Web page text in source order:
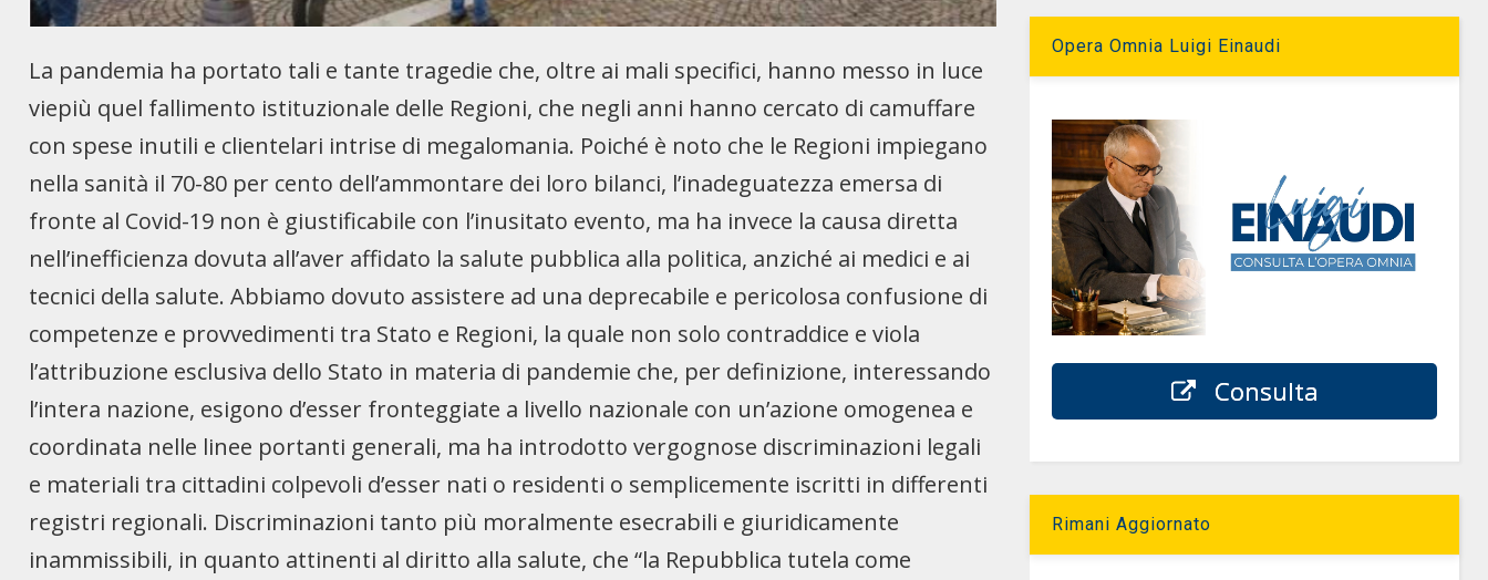
La pandemia ha portato tali e tante tragedie che, oltre ai mali specifici, hanno messo in luce
viepiù quel fallimento istituzionale delle Regioni, che negli anni hanno cercato di camuffare
con spese inutili e clientelari intrise di megalomania. Poiché è noto che le Regioni impiegano
nella sanità il 70-80 per cento dell’ammontare dei loro bilanci, l’inadeguatezza emersa di
fronte al Covid-19 non è giustificabile con l’inusitato evento, ma ha invece la causa diretta
nell’inefficienza dovuta all’aver affidato la salute pubblica alla politica, anziché ai medici e ai
tecnici della salute. Abbiamo dovuto assistere ad una deprecabile e pericolosa confusione di
competenze e provvedimenti tra Stato e Regioni, la quale non solo contraddice e viola
l’attribuzione esclusiva dello Stato in materia di pandemie che, per definizione, interessando
l’intera nazione, esigono d’esser fronteggiate a livello nazionale con un’azione omogenea e
coordinata nelle linee portanti generali, ma ha introdotto vergognose discriminazioni legali
e materiali tra cittadini colpevoli d’esser nati o residenti o semplicemente iscritti in differenti
registri regionali. Discriminazioni tanto più moralmente esecrabili e giuridicamente
inammissibili, in quanto attinenti al diritto alla salute, che “la Repubblica tutela come
Opera Omnia Luigi Einaudi
Consulta
Rimani Aggiornato